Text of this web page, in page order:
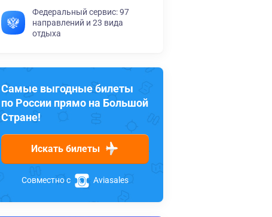
Федеральный сервис: 97
направлений и 23 вида
отдыха
Самые выгодные билеты
по России прямо на Большой
Стране!
Искать билеты
Совместно с Aviasales